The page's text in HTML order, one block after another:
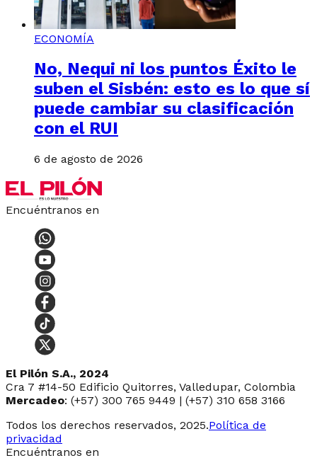
ECONOMÍA
No, Nequi ni los puntos Éxito le
suben el Sisbén: esto es lo que sí
puede cambiar su clasificación
con el RUI
6 de agosto de 2026
Encuéntranos en
El Pilón S.A., 2024
Cra 7 #14-50 Edificio Quitorres, Valledupar, Colombia
Mercadeo: (+57) 300 765 9449 | (+57) 310 658 3166
Todos los derechos reservados, 2025.Política de
privacidad
Encuéntranos en